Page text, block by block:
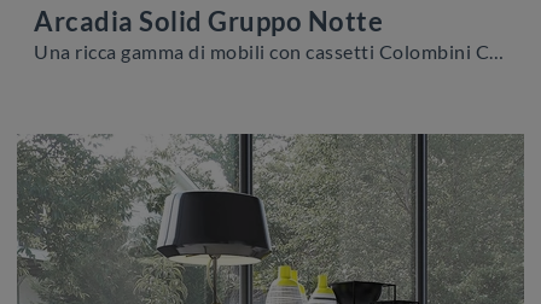
Arcadia Solid Gruppo Notte
Una ricca gamma di mobili con cassetti Colombini Casa: i comodini classici in melaminico, come Arcadia Solid Gruppo Notte, sono tra le soluzioni più ...